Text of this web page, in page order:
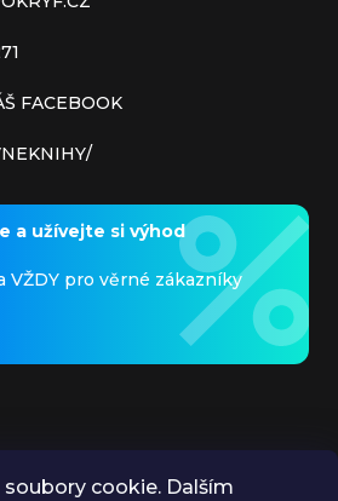
cookie. Dalším
FACEBOOK
a užívejte si výhod
VŽDY pro věrné zákazníky